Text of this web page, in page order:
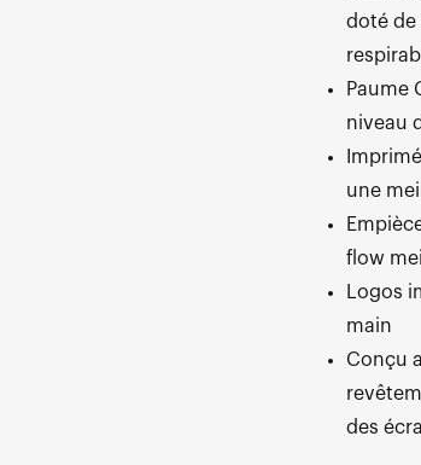
doté de
Paume
niveau
une
flow
Logos
main
Conçu
des